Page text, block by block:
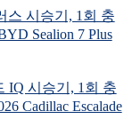
스 시승기, 1회 충
Sealion 7 Plus
IQ 시승기, 1회 충
Cadillac Escalade